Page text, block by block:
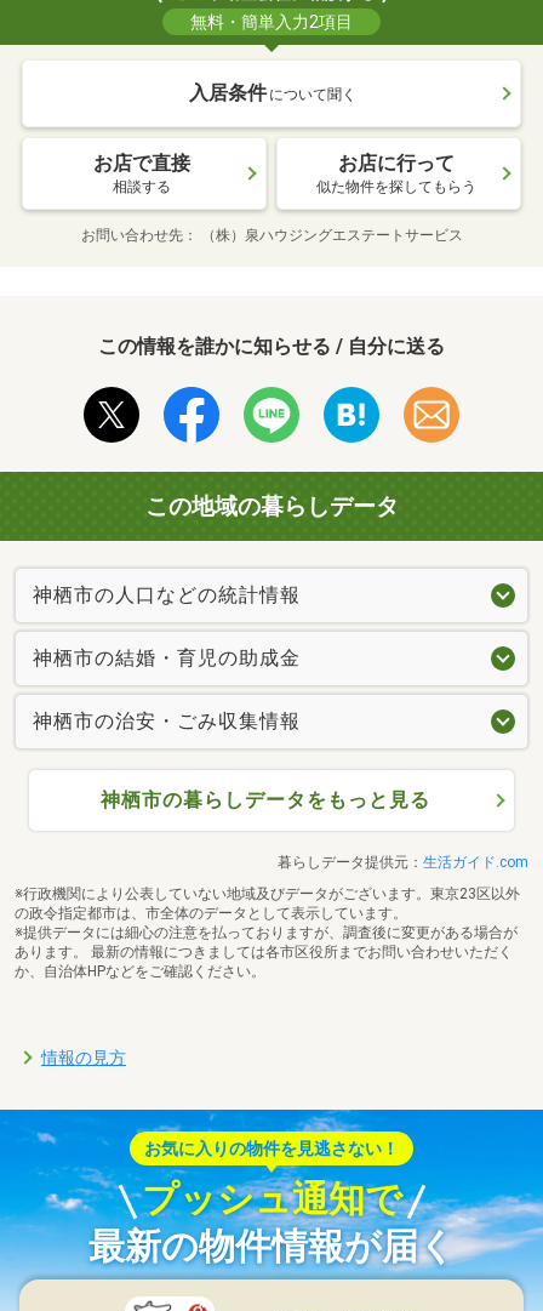
無料・簡単入力2項目
入居条件 について聞く
お店で直接
相談する
お店に行って
似た物件を探してもらう
お問い合わせ先 （株）泉ハウジングエステートサービス
この情報を誰かに知らせる / 自分に送る
この地域の暮らしデータ
神栖市の人口などの統計情報
神栖市の結婚・育児の助成金
神栖市の治安・ごみ収集情報
神栖市の暮らしデータをもっと見る
暮らしデータ提供元： 生活ガイド.com
※行政機関により公表していない地域及びデータがございます。東京23区以外
の政令指定都市は、市全体のデータとして表示しています。
※提供データには細心の注意を払っておりますが、調査後に変更がある場合が
あります。 最新の情報につきましては各市区役所までお問い合わせいただく
か、自治体HPなどをご確認ください。
情報の見方
お気に入りの物件を見逃さない！
プッシュ通知で
最新の物件情報が届く